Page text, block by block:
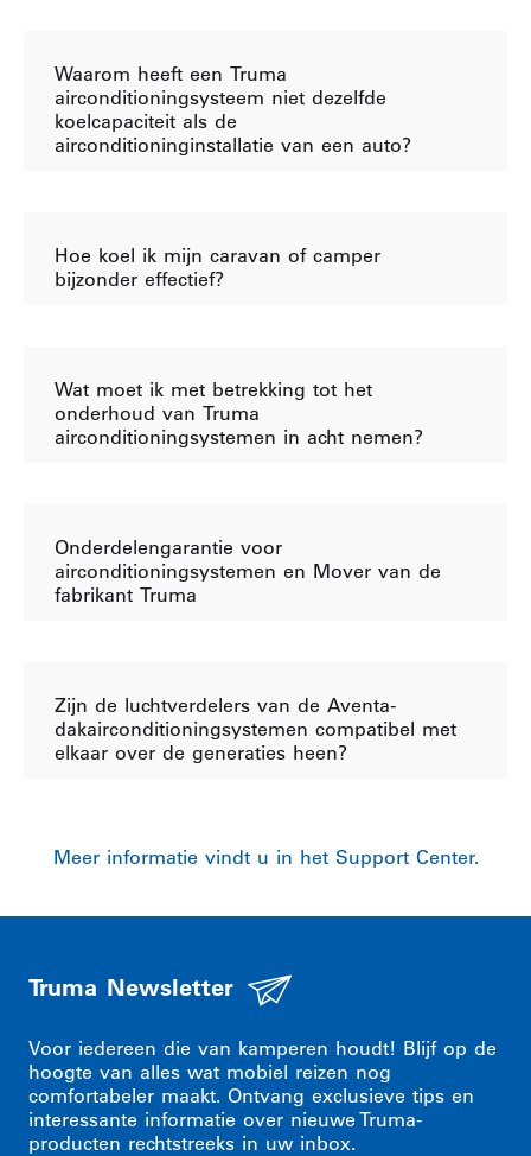
Waarom heeft een Truma
airconditioningsysteem niet dezelfde
koelcapaciteit als de
airconditioninginstallatie van een auto?
Hoe koel ik mijn caravan of camper
bijzonder effectief?
Wat moet ik met betrekking tot het
onderhoud van Truma
airconditioningsystemen in acht nemen?
Onderdelengarantie voor
airconditioningsystemen en Mover van de
fabrikant Truma
Zijn de luchtverdelers van de Aventa-
dakairconditioningsystemen compatibel met
elkaar over de generaties heen?
Meer informatie vindt u in het Support Center.
Truma Newsletter
Voor iedereen die van kamperen houdt! Blijf op de
hoogte van alles wat mobiel reizen nog
comfortabeler maakt. Ontvang exclusieve tips en
interessante informatie over nieuwe Truma-
producten rechtstreeks in uw inbox.